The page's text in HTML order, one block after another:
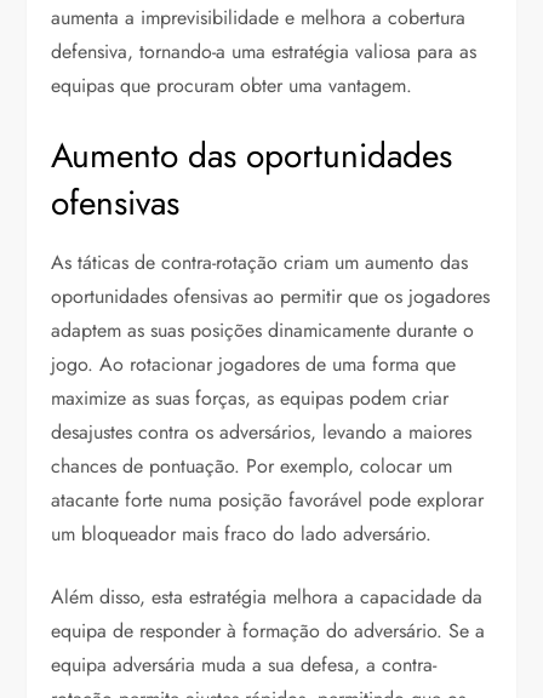
aumenta a imprevisibilidade e melhora a cobertura
defensiva, tornando-a uma estratégia valiosa para as
equipas que procuram obter uma vantagem.
Aumento das oportunidades
ofensivas
As táticas de contra-rotação criam um aumento das
oportunidades ofensivas ao permitir que os jogadores
adaptem as suas posições dinamicamente durante o
jogo. Ao rotacionar jogadores de uma forma que
maximize as suas forças, as equipas podem criar
desajustes contra os adversários, levando a maiores
chances de pontuação. Por exemplo, colocar um
atacante forte numa posição favorável pode explorar
um bloqueador mais fraco do lado adversário.
Além disso, esta estratégia melhora a capacidade da
equipa de responder à formação do adversário. Se a
equipa adversária muda a sua defesa, a contra-